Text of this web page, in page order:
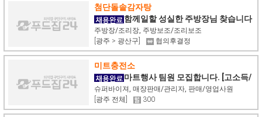
첨단돌솥감자탕
함께일할 성실한 주방장님 찾습니다
^^
주방장/조리장, 주방보조/조리보조
[광주 > 광산구]
협의후결정
미트충전소
마트행사 팀원 모집합니다. [고소득/
숙식제공/누구나 환영]
슈퍼바이져, 매장판매/관리자, 판매/영업사원
[광주 전체]
300